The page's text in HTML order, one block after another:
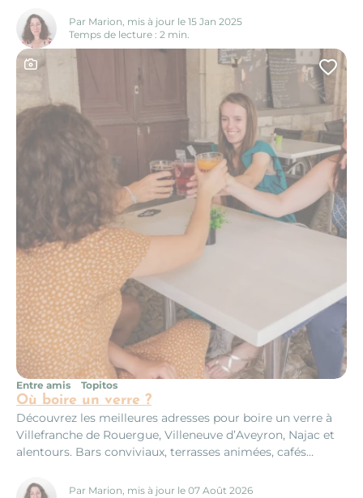
méandreuse entre Belcastel et Najac, il traverse un
véritable écrin de verdure dont seuls les randonneurs les
plus persévérants pourront percer...
Par Marion, mis à jour le 15 Jan 2025
Temps de lecture : 2 min.
Où boire un verre ?
Entre amis Topitos
Découvrez les meilleures adresses pour boire un verre à
Villefranche de Rouergue, Villeneuve d’Aveyron, Najac et
alentours. Bars conviviaux, terrasses animées, cafés
réussie entre amis.
Par Marion, mis à jour le 07 Août 2026
Ce contenu contient une galerie photo